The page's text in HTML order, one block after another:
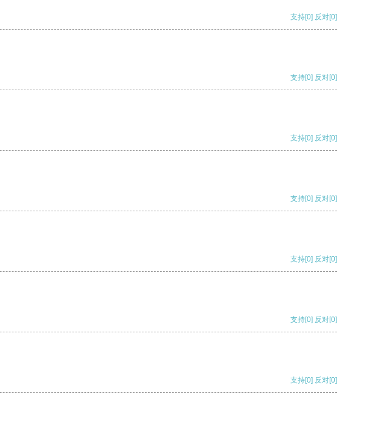
支持[0] 反对[0]
支持[0] 反对[0]
支持[0] 反对[0]
支持[0] 反对[0]
支持[0] 反对[0]
支持[0] 反对[0]
支持[0] 反对[0]